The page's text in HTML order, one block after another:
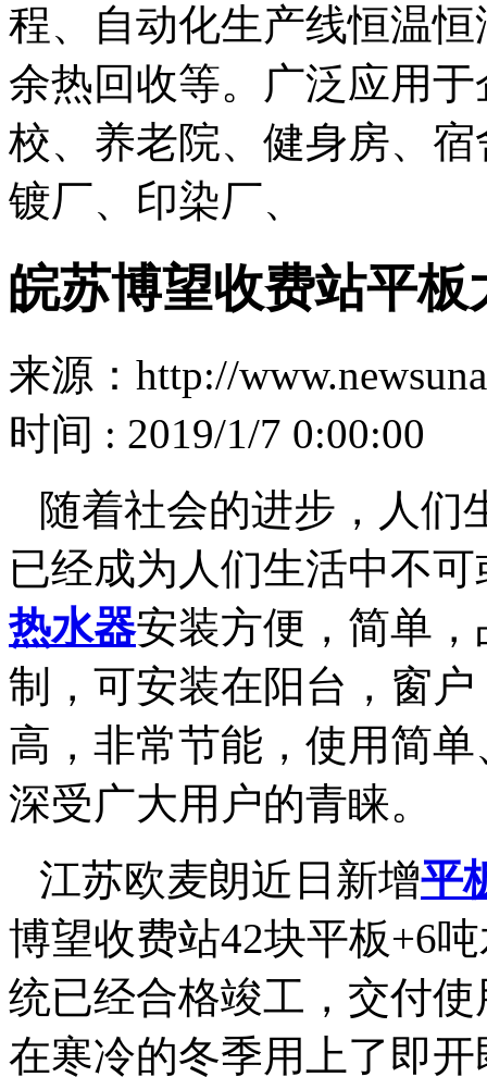
程、自动化生产线恒温
余热回收等。广泛应用
校、养老院、健身房、
镀厂、印染厂、
皖苏博望收费站平
来源：http://
时间 : 2019/1/7 0:00:00
随着社会的进步，人们
已经成为人们生活中不
热水器安装方便，简单
制，可安装在阳台，窗
高，非常节能，使用简
深受广大用户的青睐。
江苏欧麦朗近日新增平
博望收费站42块平板+6
统已经合格竣工，交付使
在寒冷的冬季用上了即